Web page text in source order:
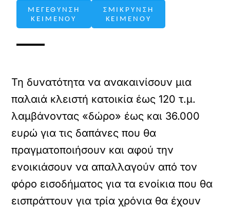
ΜΕΓΕΘΥΝΣΗ
ΚΕΙΜΕΝΟΥ
ΣΜΙΚΡΥΝΣΗ
ΚΕΙΜΕΝΟΥ
Τη δυνατότητα να ανακαινίσουν μια
παλαιά κλειστή κατοικία έως 120 τ.μ.
λαμβάνοντας «δώρο» έως και 36.000
ευρώ για τις δαπάνες που θα
πραγματοποιήσουν και αφού την
ενοικιάσουν να απαλλαγούν από τον
φόρο εισοδήματος για τα ενοίκια που θα
εισπράττουν για τρία χρόνια θα έχουν